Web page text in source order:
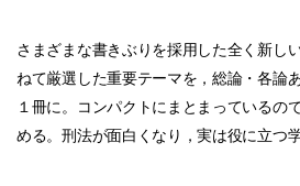
さまざまな書きぶりを採用した全く新し
ねて厳選した重要テーマを，総論・各論
１冊に。コンパクトにまとまっているの
める。刑法が面白くなり，実は役に立つ